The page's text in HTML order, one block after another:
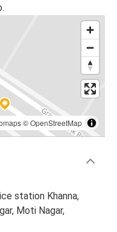
©OpenStreetMap
station Khanna,
Moti Nagar,